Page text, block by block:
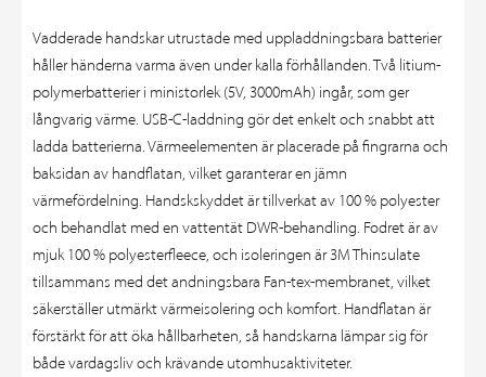
Vadderade handskar utrustade med uppladdningsbara batterier
håller händerna varma även under kalla förhållanden. Två litium-
polymerbatterier i ministorlek (5V, 3000mAh) ingår, som ger
långvarig värme. USB-C-laddning gör det enkelt och snabbt att
ladda batterierna. Värmeelementen är placerade på fingrarna och
baksidan av handflatan, vilket garanterar en jämn
värmefördelning. Handskskyddet är tillverkat av 100 % polyester
och behandlat med en vattentät DWR-behandling. Fodret är av
mjuk 100 % polyesterfleece, och isoleringen är 3M Thinsulate
tillsammans med det andningsbara Fan-tex-membranet, vilket
säkerställer utmärkt värmeisolering och komfort. Handflatan är
förstärkt för att öka hållbarheten, så handskarna lämpar sig för
både vardagsliv och krävande utomhusaktiviteter.